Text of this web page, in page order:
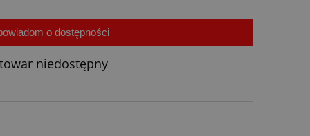
o dostępności
towar niedostępny